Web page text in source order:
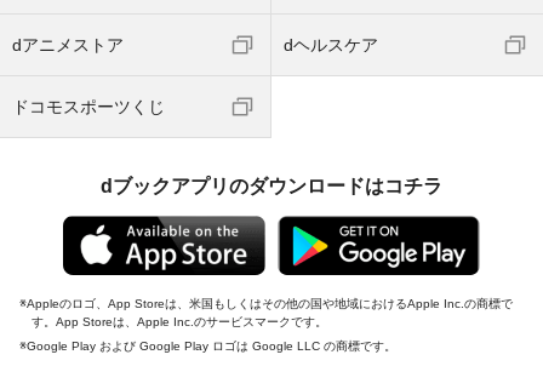
dアニメストア dヘルスケア
ドコモスポーツくじ
dブックアプリのダウンロードはコチラ
Appleのロゴ、App Storeは、米国もしくはその他の国や地域におけるApple Inc.の商標で
す。App Storeは、Apple Inc.のサービスマークです。
Google Play および Google Play ロゴは Google LLC の商標です。